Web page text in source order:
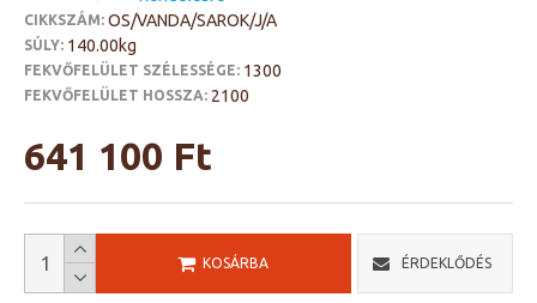
CIKKSZÁM: OS/VANDA/SAROK/J/A
SÚLY: 140.00kg
FEKVŐFELÜLET SZÉLESSÉGE: 1300
FEKVŐFELÜLET HOSSZA: 2100
641 100 Ft
KOSÁRBA ÉRDEKLŐDÉS